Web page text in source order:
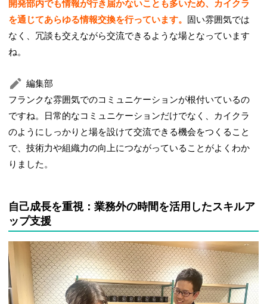
開発部内でも情報が行き届かないことも多いため、カイクラ
を通じてあらゆる情報交換を行っています。 固い雰囲気では
なく、冗談も交えながら交流できるような場となっています
ね。
編集部
フランクな雰囲気でのコミュニケーションが根付いているの
ですね。日常的なコミュニケーションだけでなく、カイクラ
のようにしっかりと場を設けて交流できる機会をつくること
で、技術力や組織力の向上につながっていることがよくわか
りました。
自己成長を重視：業務外の時間を活用したスキルア
ップ支援